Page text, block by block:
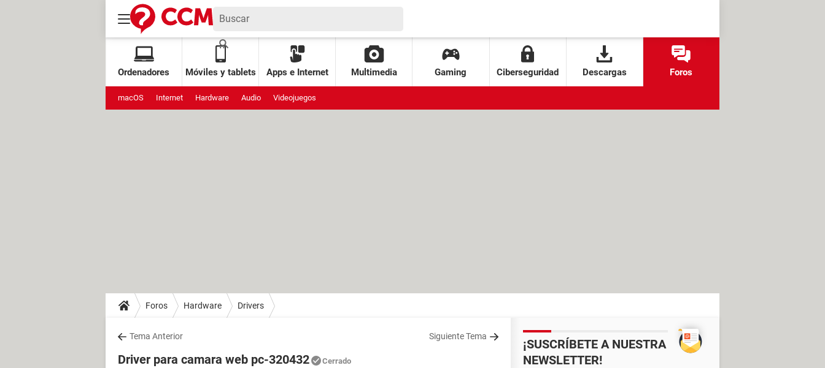
Ordenadores Móviles y tablets Apps e Internet Multimedia Gaming Ciberseguridad Descargas Foros
macOS Internet Hardware Audio Videojuegos
Foros Hardware Drivers
Tema Anterior Siguiente Tema
Driver para camara web pc-320432 Cerrado
¡SUSCRÍBETE A NUESTRA
NEWSLETTER!